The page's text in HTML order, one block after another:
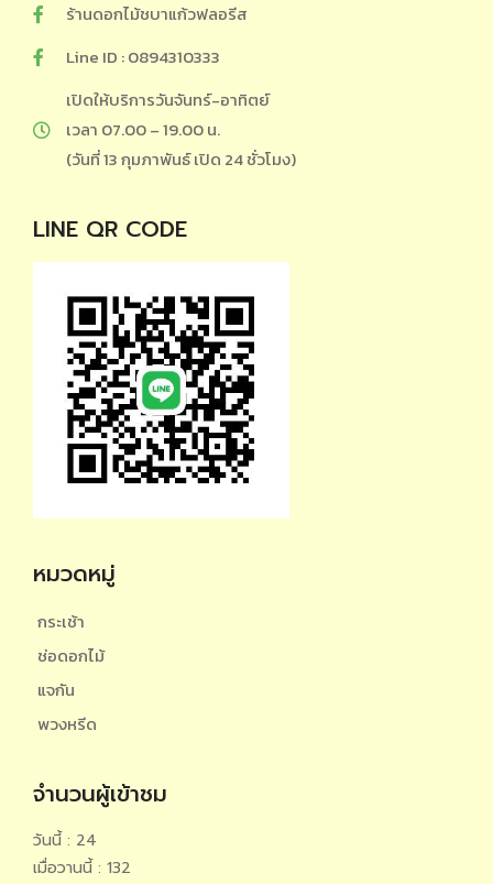
ร้านดอกไม้ชบาแก้วฟลอรีส
Line ID : 0894310333
เปิดให้บริการวันจันทร์-อาทิตย์
เวลา 07.00 – 19.00 น.
(วันที่ 13 กุมภาพันธ์ เปิด 24 ชั่วโมง)
LINE QR CODE
หมวดหมู่
กระเช้า
ช่อดอกไม้
แจกัน
พวงหรีด
จำนวนผู้เข้าชม
วันนี้ : 24
เมื่อวานนี้ : 132